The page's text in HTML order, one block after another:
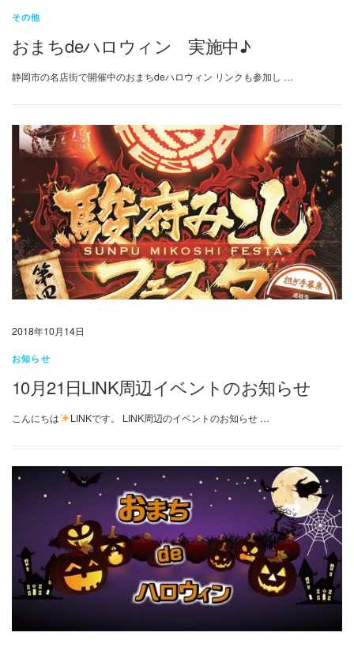
その他
おまちdeハロウィン 実施中♪
静岡市の名店街で開催中のおまちdeハロウィン リンクも参加し …
2018年10月14日
お知らせ
10月21日LINK周辺イベントのお知らせ
こんにちは LINKです。 LINK周辺のイベントのお知らせ …